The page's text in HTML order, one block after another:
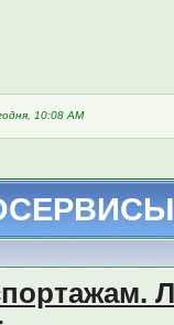
10:08 AM